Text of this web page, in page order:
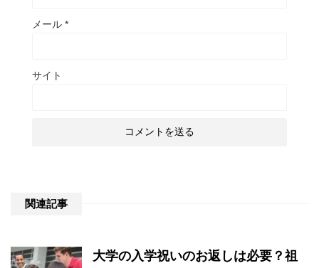
メール *
サイト
関連記事
大学の入学祝いのお返しは必要？祖